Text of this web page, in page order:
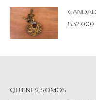
$32.000
QUIENES SOMOS